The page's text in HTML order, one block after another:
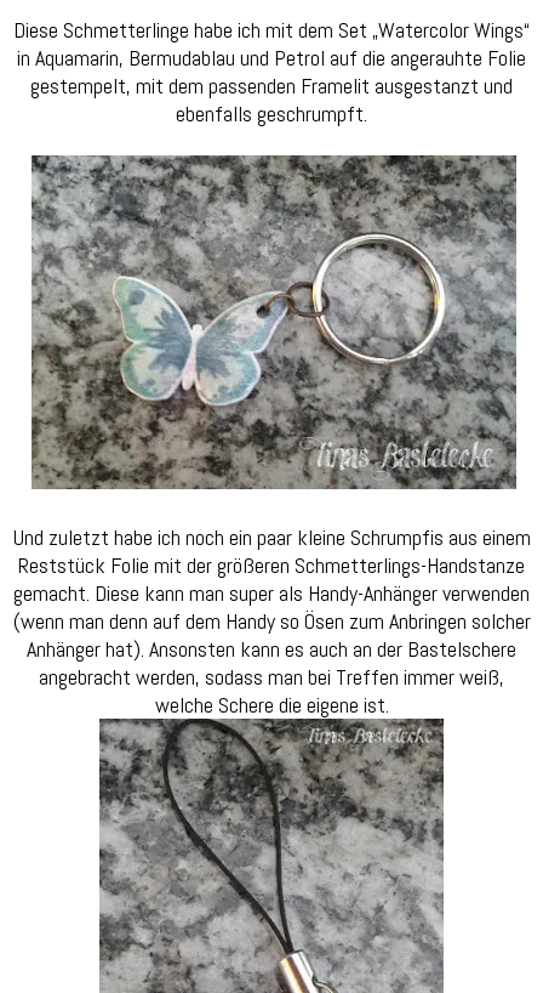
Diese Schmetterlinge habe ich mit dem Set „Watercolor Wings“
in Aquamarin, Bermudablau und Petrol auf die angerauhte Folie
gestempelt, mit dem passenden Framelit ausgestanzt und
ebenfalls geschrumpft.
Und zuletzt habe ich noch ein paar kleine Schrumpfis aus einem
Reststück Folie mit der größeren Schmetterlings-Handstanze
gemacht. Diese kann man super als Handy-Anhänger verwenden
(wenn man denn auf dem Handy so Ösen zum Anbringen solcher
Anhänger hat). Ansonsten kann es auch an der Bastelschere
angebracht werden, sodass man bei Treffen immer weiß,
welche Schere die eigene ist.